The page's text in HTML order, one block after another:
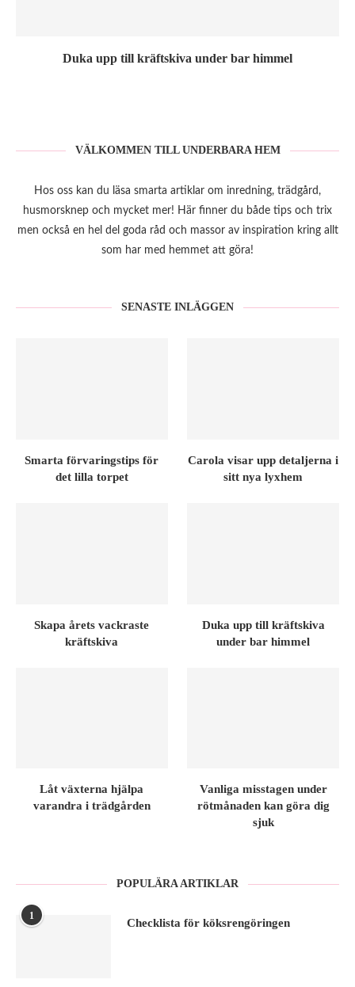
Duka upp till kräftskiva under bar himmel
VÄLKOMMEN TILL UNDERBARA HEM
Hos oss kan du läsa smarta artiklar om inredning, trädgård,
husmorsknep och mycket mer! Här finner du både tips och trix
men också en hel del goda råd och massor av inspiration kring allt
som har med hemmet att göra!
SENASTE INLÄGGEN
Smarta förvaringstips för
det lilla torpet
Carola visar upp detaljerna i
sitt nya lyxhem
Skapa årets vackraste
kräftskiva
Duka upp till kräftskiva
under bar himmel
Låt växterna hjälpa
varandra i trädgården
Vanliga misstagen under
rötmånaden kan göra dig
sjuk
POPULÄRA ARTIKLAR
1
Checklista för köksrengöringen